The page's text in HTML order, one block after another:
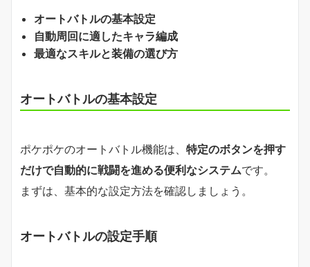
オートバトルの基本設定
自動周回に適したキャラ編成
最適なスキルと装備の選び方
オートバトルの基本設定
ポケポケのオートバトル機能は、 特定のボタンを押す
だけで自動的に戦闘を進める便利なシステムです。
まずは、基本的な設定方法を確認しましょう。
オートバトルの設定手順